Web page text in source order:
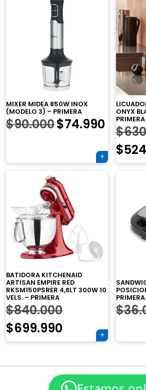
MIXER MIDEA 850W INOX
(MODELO 3) – PRIMERA
$90.000El
original
era:
$90.000.
$74.990
precio
actual
ONYX
PRIMERA
$
$
BATIDORA KITCHENAID
ARTISAN EMPIRE RED
RKSM150PSRER 4,8LT 300W 10
VELS. – PRIMERA
$840.000El
precio
original
era:
$840.000.
$699.990
precio
actual
es:
PRIMERA
$
Navegación
Tu carrito está
Agregá un producto y
automáticamente.